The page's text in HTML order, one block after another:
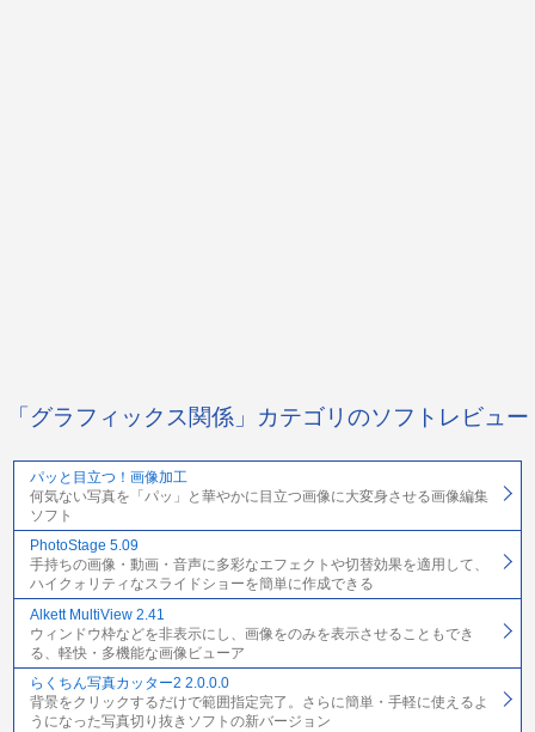
「グラフィックス関係」カテゴリのソフトレビュー
パッと目立つ！画像加工
何気ない写真を「パッ」と華やかに目立つ画像に大変身させる画像編集
ソフト
PhotoStage 5.09
手持ちの画像・動画・音声に多彩なエフェクトや切替効果を適用して、
ハイクォリティなスライドショーを簡単に作成できる
Alkett MultiView 2.41
ウィンドウ枠などを非表示にし、画像をのみを表示させることもでき
る、軽快・多機能な画像ビューア
らくちん写真カッター2 2.0.0.0
背景をクリックするだけで範囲指定完了。さらに簡単・手軽に使えるよ
うになった写真切り抜きソフトの新バージョン